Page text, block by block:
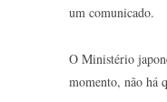
um comunicado.
O Ministério
momento, não há